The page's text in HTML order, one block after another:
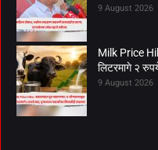
9 August 2026
Milk Price
लिटरमागे २
9 August 2026